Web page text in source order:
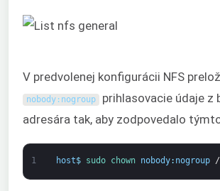
V predvolenej konfigurácii NFS
nobody: nogroup prihlasovacie údaje z
adresára tak, aby zodpovedalo
1 host$ sudo chown nobody: nogroup /